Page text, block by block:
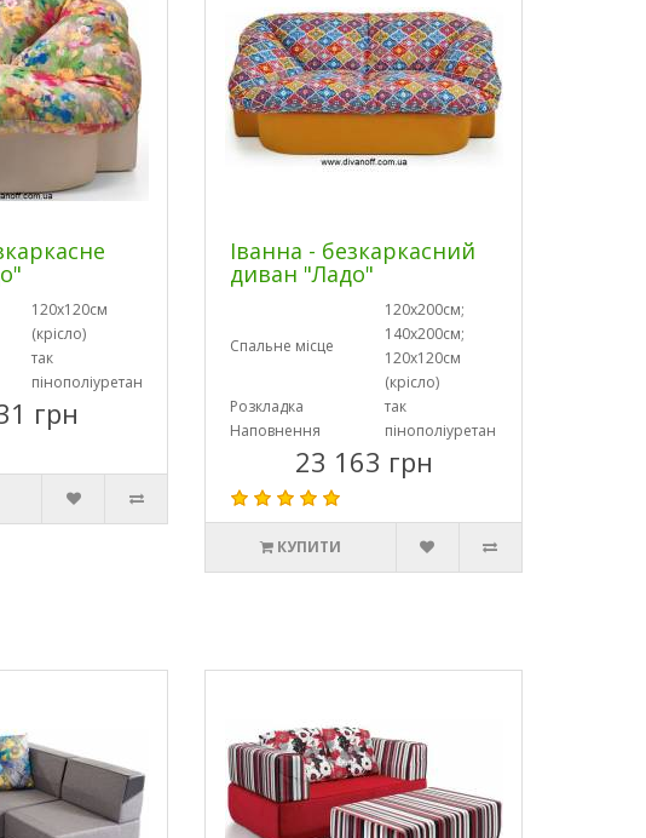
120х120см
(крісло)
так
пінополіуретан
грн
Іванна - безкаркасний
диван "Ладо"
Спальне місце
120х200см;
140х200см;
120х120см
(крісло)
Розкладка
так
Наповнення
пінополіуретан
23 163 грн
КУПИТИ